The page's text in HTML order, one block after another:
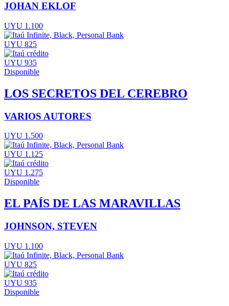
JOHAN EKLOF
UYU 1.100
UYU 825
UYU 935
Disponible
LOS SECRETOS DEL CEREBRO
VARIOS AUTORES
UYU 1.500
UYU 1.125
UYU 1.275
Disponible
EL PAÍS DE LAS MARAVILLAS
JOHNSON, STEVEN
UYU 1.100
UYU 825
UYU 935
Disponible